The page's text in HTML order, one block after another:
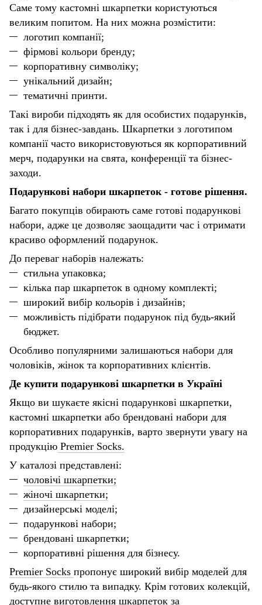
Саме тому кастомні шкарпетки користуються
великим попитом. На них можна розмістити:
логотип компанії;
фірмові кольори бренду;
корпоративну символіку;
унікальний дизайн;
тематичні принти.
Такі вироби підходять як для особистих подарунків,
так і для бізнес-завдань. Шкарпетки з логотипом
компанії часто використовуються як корпоративний
мерч, подарунки на свята, конференції та бізнес-
заходи.
Подарункові набори шкарпеток - готове рішення.
Багато покупців обирають саме готові подарункові
набори, адже це дозволяє заощадити час і отримати
красиво оформлений подарунок.
До переваг наборів належать:
стильна упаковка;
кілька пар шкарпеток в одному комплекті;
широкий вибір кольорів і дизайнів;
можливість підібрати подарунок під будь-який
бюджет.
Особливо популярними залишаються набори для
чоловіків, жінок та корпоративних клієнтів.
Де купити подарункові шкарпетки в Україні
Якщо ви шукаєте якісні подарункові шкарпетки,
кастомні шкарпетки або брендовані набори для
корпоративних подарунків, варто звернути увагу на
продукцію Premier Socks.
У каталозі представлені:
чоловічі шкарпетки;
жіночі шкарпетки;
дизайнерські моделі;
подарункові набори;
брендовані шкарпетки;
корпоративні рішення для бізнесу.
Premier Socks пропонує широкий вибір моделей для
будь-якого стилю та випадку. Крім готових колекцій,
доступне виготовлення шкарпеток за